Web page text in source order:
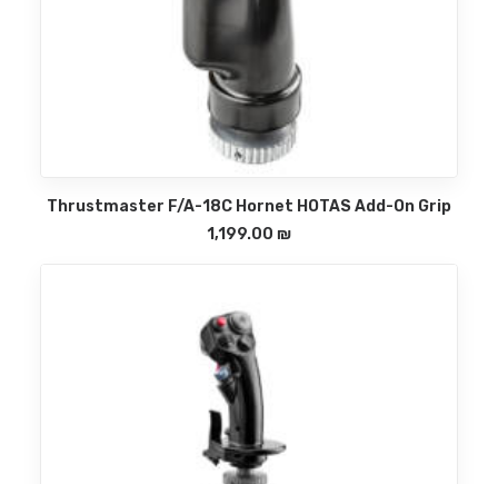
Thrustmaster F/A-18C Hornet HOTAS Add-On Grip
1,199.00 ₪